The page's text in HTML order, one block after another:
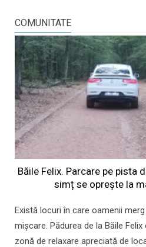
COMUNITATE
Băile Felix. Parcare pe pista
simț se oprește la
Există locuri în care oamenii
mișcare. Pădurea de la Băile
zonă de relaxare apreciată de